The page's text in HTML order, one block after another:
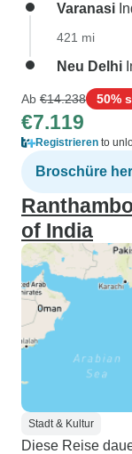
Varanasi
421 mi
Neu Delhi
Ab €14.238 50%
€7.119
Registrieren to
Broschüre
of India
Stadt & Kultur
Diese Reise